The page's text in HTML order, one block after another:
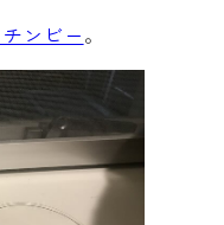
ンビー。